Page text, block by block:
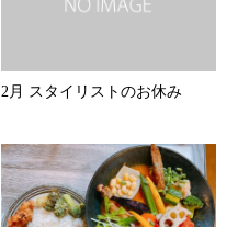
2月 スタイリストのお休み